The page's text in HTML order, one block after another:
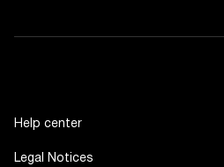
Help center
Legal Notices